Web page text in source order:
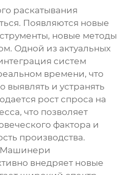
раскатывания
Появляются новые
новые методы
Одной из актуальных
систем
времени, что
выявлять и устранять
рост спроса на
что позволяет
фактора и
производства.
Машинери
внедряет новые